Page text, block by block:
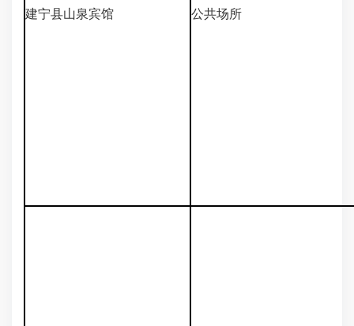
建宁县山泉宾馆 公共场所